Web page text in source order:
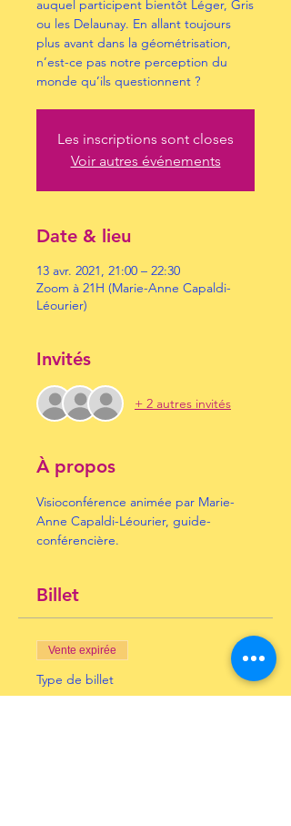
auquel participent bientôt Léger, Gris
ou les Delaunay. En allant toujours
plus avant dans la géométrisation,
n’est-ce pas notre perception du
monde qu’ils questionnent ?
Les inscriptions sont closes
Voir autres événements
Date & lieu
13 avr. 2021, 21:00 – 22:30
Zoom à 21H (Marie-Anne Capaldi-
Léourier)
Invités
+ 2 autres invités
À propos
Visioconférence animée par Marie-
Anne Capaldi-Léourier, guide-
conférencière.
Billet
Vente expirée
Type de billet